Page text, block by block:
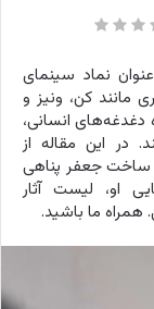
نماد سینمای
مانند کن، ونیز و
دغدغه‌های انسانی،
در این مقاله از
فیلم های ساخت جعفر پناهی
او، لیست آثار
ما باشید.